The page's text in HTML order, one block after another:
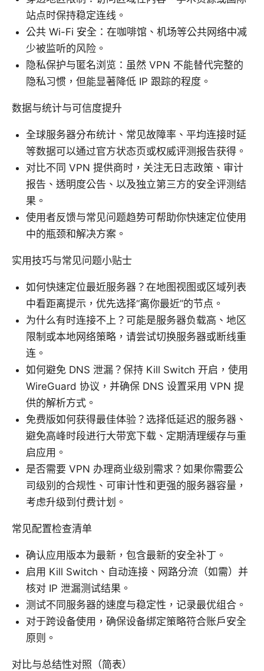
站点时保持稳定连线。
公共 Wi-Fi 安全：在咖啡馆、机场等公共网络中减
少被监听的风险。
隐私保护与匿名浏览：虽然 VPN 不能替代完整的
隐私习惯，但能显著降低 IP 跟踪的程度。
数据与统计与可信度提升
全球服务器分布统计、常见故障率、平均连接时延
等数据可以通过官方状态页或权威评测报告获得。
对比不同 VPN 提供商时，关注无日志政策、审计
报告、透明度公告、以及独立第三方的安全评测结
果。
使用者反馈与常见问题趋势可帮助你快速定位使用
中的瓶颈和解决方案。
实用技巧与常见问题小贴士
如何快速定位最近服务器？在地图视图或区域列表
中看距离提示，优先选择“离你最近”的节点。
为什么有时连接不上？可能是服务器负载高、地区
限制或本地网络策略，请尝试切换服务器或断线重
连。
如何避免 DNS 泄漏？保持 Kill Switch 开启，使用
WireGuard 协议，并确保 DNS 设置采用 VPN 提
供的解析方式。
免费版如何获得最佳体验？选择低延迟的服务器、
避免高峰时段进行大带宽下载、定期清理缓存与重
启应用。
是否需要 VPN 办理商业级别需求？如果你需要公
司级别的合规性、可审计性和更强的服务器容量，
考虑升级到付费计划。
常见配置检查清单
确认应用版本为最新，包含最新的安全补丁。
启用 Kill Switch、自动连接、网路分流（如需）并
核对 IP 泄漏测试结果。
测试不同服务器的速度与稳定性，记录最优组合。
对于跨设备使用，确保设备绑定策略符合账户安全
原则。
对比与总结性对照（简表）